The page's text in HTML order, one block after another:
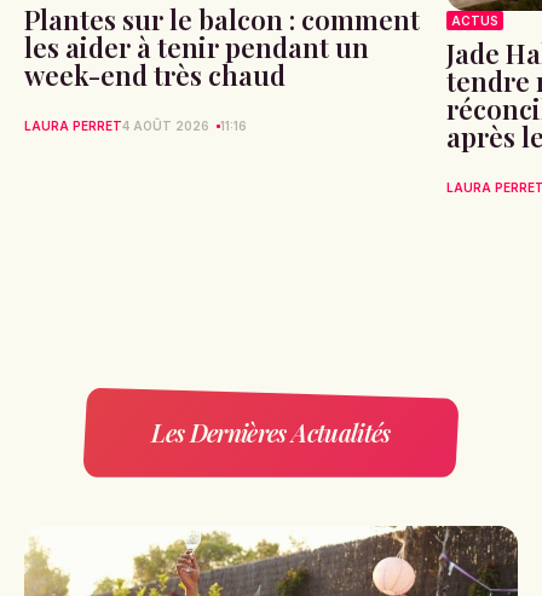
Plantes sur le balcon : comment
les aider à tenir pendant un
week-end très chaud
LAURA PERRET4 AOÛT 2026 11:16
ACTUS
Jade
tendre
après
LAURA
Les Dernières Actualités